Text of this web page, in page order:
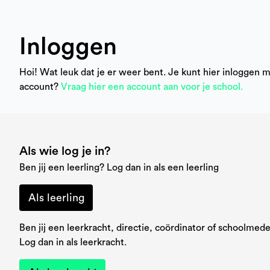
Inloggen
Hoi! Wat leuk dat je er weer bent. Je kunt hier inloggen
account? Vraag hier een account aan voor je school.
Als wie log je in?
Ben jij een leerling? Log dan in als een leerling
Als leerling
Ben jij een leerkracht, directie, coördinator of
Log dan in als leerkracht.